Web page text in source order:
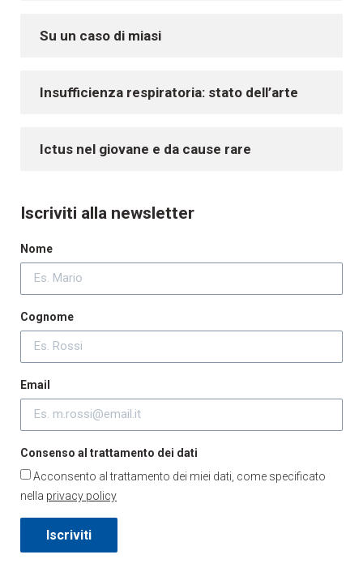
Su un caso di miasi
Insufficienza respiratoria: stato dell’arte
Ictus nel giovane e da cause rare
Iscriviti alla newsletter
Nome
Cognome
Email
Consenso al trattamento dei dati
Acconsento al trattamento dei miei dati, come specificato
nella privacy policy
Iscriviti